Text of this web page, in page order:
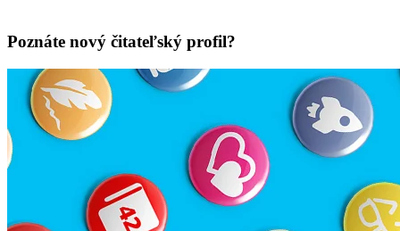
Poznáte nový čitateľský profil?